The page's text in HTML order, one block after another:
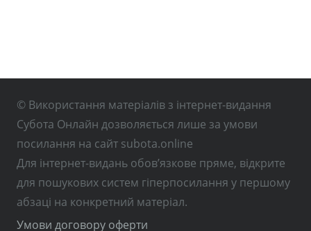
© Використання матеріалів з інтернет-видання
Субота Онлайн дозволяється лише за умови
посилання на сайт subota.online
Для інтернет-видань обов’язкове пряме, відкрите
для пошукових систем гіперпосилання у першому
абзаці на конкретний матеріал.
Умови договору оферти